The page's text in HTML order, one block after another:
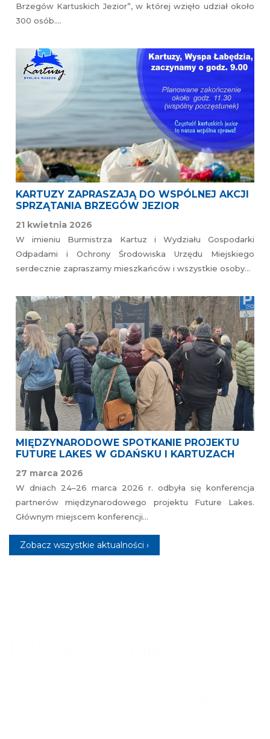
Brzegów Kartuskich Jezior”, w której wzięło udział około
300 osób….
KARTUZY ZAPRASZAJĄ DO WSPÓLNEJ AKCJI
SPRZĄTANIA BRZEGÓW JEZIOR
21 kwietnia 2026
W imieniu Burmistrza Kartuz i Wydziału Gospodarki
Odpadami i Ochrony Środowiska Urzędu Miejskiego
serdecznie zapraszamy mieszkańców i wszystkie osoby…
MIĘDZYNARODOWE SPOTKANIE PROJEKTU
FUTURE LAKES W GDAŃSKU I KARTUZACH
27 marca 2026
W dniach 24–26 marca 2026 r. odbyła się konferencja
partnerów międzynarodowego projektu Future Lakes.
Głównym miejscem konferencji…
Zobacz wszystkie aktualności ›